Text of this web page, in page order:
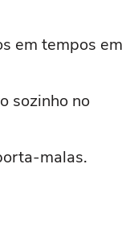
em tempos em
sozinho no
malas.